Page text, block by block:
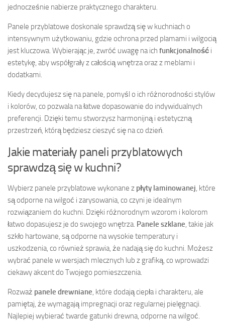
jednocześnie nabierze praktycznego charakteru.
Panele przyblatowe doskonale sprawdzą się w kuchniach o
intensywnym użytkowaniu, gdzie ochrona przed plamami i wilgocią
jest kluczowa. Wybierając je, zwróć uwagę na ich funkcjonalność i
estetykę, aby współgrały z całością wnętrza oraz z meblami i
dodatkami.
Kiedy decydujesz się na panele, pomyśl o ich różnorodności stylów
i kolorów, co pozwala na łatwe dopasowanie do indywidualnych
preferencji. Dzięki temu stworzysz harmonijną i estetyczną
przestrzeń, którą będziesz cieszyć się na co dzień.
Jakie materiały paneli przyblatowych
sprawdzą się w kuchni?
Wybierz panele przyblatowe wykonane z płyty laminowanej , które
są odporne na wilgoć i zarysowania, co czyni je idealnym
rozwiązaniem do kuchni. Dzięki różnorodnym wzorom i kolorom
łatwo dopasujesz je do swojego wnętrza. Panele szklane , takie jak
szkło hartowane, są odporne na wysokie temperatury i
uszkodzenia, co również sprawia, że nadają się do kuchni. Możesz
wybrać panele w wersjach mlecznych lub z grafiką, co wprowadzi
ciekawy akcent do Twojego pomieszczenia.
Rozważ panele drewniane , które dodają ciepła i charakteru, ale
pamiętaj, że wymagają impregnacji oraz regularnej pielęgnacji.
Najlepiej wybierać twarde gatunki drewna, odporne na wilgoć.